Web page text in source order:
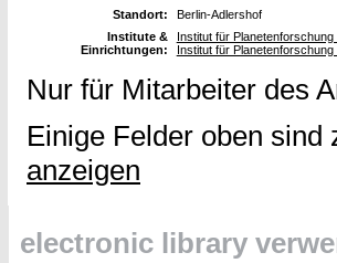
Standort:
Berlin-Adlershof
Institute &
Einrichtungen:
Institut für
Institut für
Nur für Mitarbeiter des
Einige Felder oben
anzeigen
electronic library